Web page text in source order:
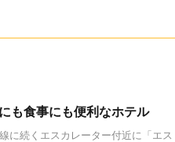
も食事にも便利なホテル
続くエスカレーター付近に「エス